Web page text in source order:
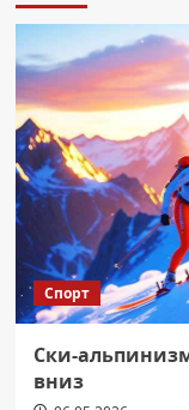
Спорт
Ски-
вниз